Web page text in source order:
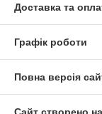
Доставка та
Графік роботи
Повна версія